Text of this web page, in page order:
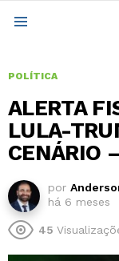
POLÍTICA
ALERTA
LULA-
CENÁRIO
por
há 6 meses
45